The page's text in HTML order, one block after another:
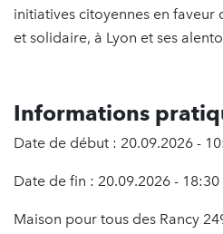
initiatives citoyennes en faveur
et solidaire, à Lyon et ses
Informations
Date de début : 20.09.2026 -
Date de fin : 20.09.2026 - 18:30
Maison pour tous des Rancy